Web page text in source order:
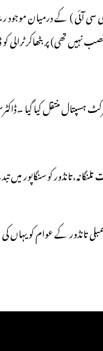
سی آئی ) کے درمیان
پر بٹھاکر ٹرالی کو
منتقل کیا گیا
کو سنگاپور
کے عوام کو یہاں